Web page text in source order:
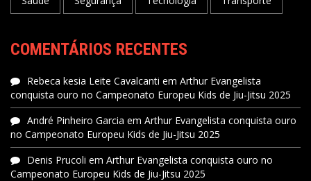
COMENTÁRIOS RECENTES
Rebeca kesia Leite Cavalcanti em Arthur Evangelista
conquista ouro no Campeonato Europeu Kids de Jiu-Jitsu 2025
André Pinheiro Garcia em Arthur Evangelista conquista ouro
no Campeonato Europeu Kids de Jiu-Jitsu 2025
Denis Prucoli em Arthur Evangelista conquista ouro no
Campeonato Europeu Kids de Jiu-Jitsu 2025